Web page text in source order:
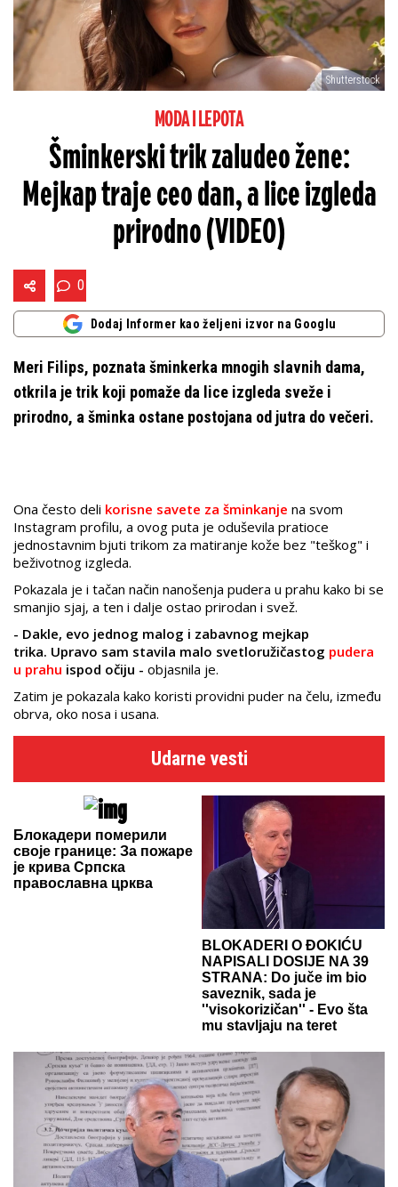
Shutterstock
MODA I LEPOTA
Šminkerski trik zaludeo žene:
Mejkap traje ceo dan, a lice izgleda
prirodno (VIDEO)
0
Dodaj Informer kao željeni izvor na Googlu
Meri Filips, poznata šminkerka mnogih slavnih dama,
otkrila je trik koji pomaže da lice izgleda sveže i
prirodno, a šminka ostane postojana od jutra do večeri.
Ona često deli korisne savete za šminkanje na svom
Instagram profilu, a ovog puta je oduševila pratioce
jednostavnim bjuti trikom za matiranje kože bez "teškog" i
beživotnog izgleda.
Pokazala je i tačan način nanošenja pudera u prahu kako bi se
smanjio sjaj, a ten i dalje ostao prirodan i svež.
- Dakle, evo jednog malog i zabavnog mejkap
trika. Upravo sam stavila malo svetloružičastog pudera
u prahu ispod očiju - objasnila je.
Zatim je pokazala kako koristi providni puder na čelu, između
obrva, oko nosa i usana.
Udarne vesti
Блокадери померили
своје границе: За пожаре
је крива Српска
православна црква
BLOKADERI O ĐOKIĆU
NAPISALI DOSIJE NA 39
STRANA: Do juče im bio
saveznik, sada je
''visokorizičan'' - Evo šta
mu stavljaju na teret